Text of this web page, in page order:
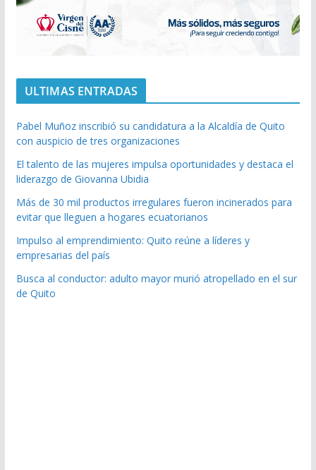
ULTIMAS ENTRADAS
Pabel Muñoz inscribió su candidatura a la Alcaldía de Quito
con auspicio de tres organizaciones
El talento de las mujeres impulsa oportunidades y destaca el
liderazgo de Giovanna Ubidia
Más de 30 mil productos irregulares fueron incinerados para
evitar que lleguen a hogares ecuatorianos
Impulso al emprendimiento: Quito reúne a líderes y
empresarias del país
Busca al conductor: adulto mayor murió atropellado en el sur
de Quito